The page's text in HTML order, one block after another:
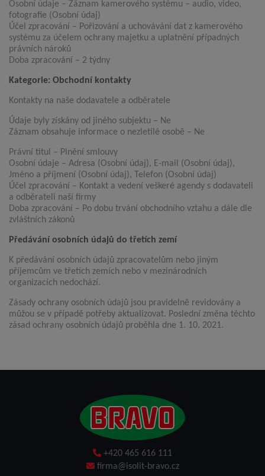
Osobní údaje – Záznam kamerového systému – audio, video,
fotografie (Osobní údaj)
Účel zpracování – Pořizování a uchovávání dat z kamerového
systému za účelem ochrany majetku a uplatnění případných
právních nároků
Doba zpracování – 2 týdny
Kategorie: Obchodní kontakty
Kontakty na naše dodavatele a odběratele
Údaje byly získány od jiného subjektu – Ne
Záznam obsahuje informace o nezletilé osobě – Ne
Právní titul – Plnění smlouvy
Osobní údaje – Adresa (Osobní údaj), E-mail (Osobní údaj),
Jméno a příjmení (Osobní údaj), Telefon (Osobní údaj)
Účel zpracování – Kontakt a vedení veškeré agendy s dodavateli
a odběrateli naší firmy
Doba zpracování – Po dobu trvání obchodního vztahu a dále dle
zvláštních zákonů
Předávání osobních údajů do třetích zemí
K předávání osobních údajů zpracovatelům nebo jiným
příjemcům ve třetích zemích nebo v mezinárodních
organizacích nedochází.
Zásady ochrany osobních údajů jsou pravidelně revidovány a
můžou se v případě potřeby aktualizovat. Poslední změna těchto
zásad ochrany osobních údajů proběhla dne 1. 10. 2021.
+420 465 616 111
firma@isolit-bravo.cz